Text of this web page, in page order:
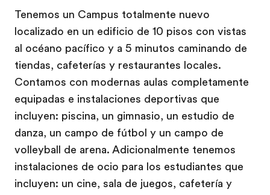
Tenemos un Campus totalmente nuevo
localizado en un edificio de 10 pisos con vistas
al océano pacífico y a 5 minutos caminando de
tiendas, cafeterías y restaurantes locales.
Contamos con modernas aulas completamente
equipadas e instalaciones deportivas que
incluyen: piscina, un gimnasio, un estudio de
danza, un campo de fútbol y un campo de
volleyball de arena. Adicionalmente tenemos
instalaciones de ocio para los estudiantes que
incluyen: un cine, sala de juegos, cafetería y